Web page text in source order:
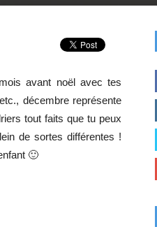
avant noël avec tes
décembre représente
tout faits que tu peux
de sortes différentes !
🙂